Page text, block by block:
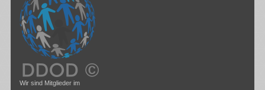
Wir sind Mitglieder im